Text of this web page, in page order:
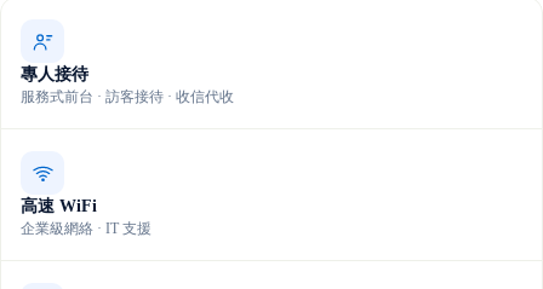
專人接待
服務式前台 · 訪客接待 · 收信代收
高速 WiFi
企業級網絡 · IT 支援